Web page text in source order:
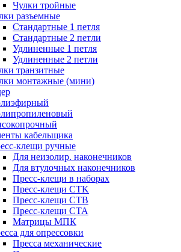
Чулки тройные
разъемные
Стандартные 1 петля
Стандартные 2 петли
Удлиненные 1 петля
Удлиненные 2 петли
транзитные
монтажные (мини)
кабельщика
клещи ручные
Для неизолир. наконечников
Для втулочных наконечников
Пресс-клещи в наборах
Пресс-клещи CTK
Пресс-клещи CTB
Пресс-клещи CTA
Матрицы МПК
для опрессовки
Пресса механические